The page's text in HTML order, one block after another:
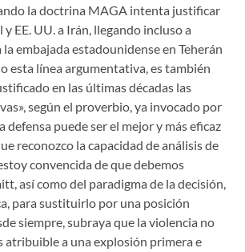
la doctrina MAGA intenta justificar
EE. UU. a Irán, llegando incluso a
embajada estadounidense en Teherán
esta línea argumentativa, es también
en las últimas décadas las
según el proverbio, ya invocado por
defensa puede ser el mejor y más eficaz
reconozco la capacidad de análisis de
convencida de que debemos
así como del paradigma de la decisión,
para sustituirlo por una posición
siempre, subraya que la violencia no
atribuible a una explosión primera e